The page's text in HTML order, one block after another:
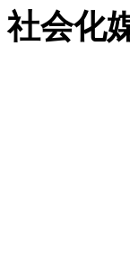
社会化